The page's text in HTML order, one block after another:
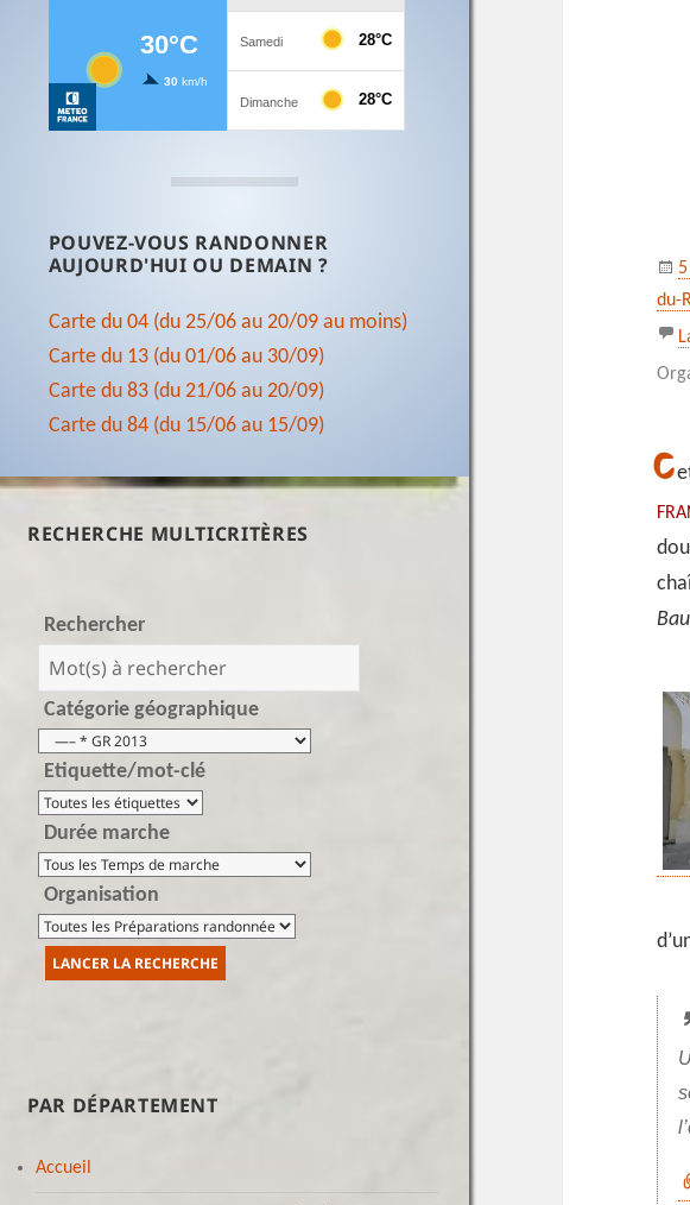
POUVEZ-VOUS RANDONNER
AUJOURD'HUI OU DEMAIN ?
Carte du 04 (du 25/06 au 20/09 au moins)
Carte du 13 (du 01/06 au 30/09)
Carte du 83 (du 21/06 au 20/09)
Carte du 84 (du 15/06 au 15/09)
RECHERCHE MULTICRITÈRES
Rechercher
Catégorie géographique
Etiquette/mot-clé
Durée marche
Organisation
PAR DÉPARTEMENT
Accueil
du-
C